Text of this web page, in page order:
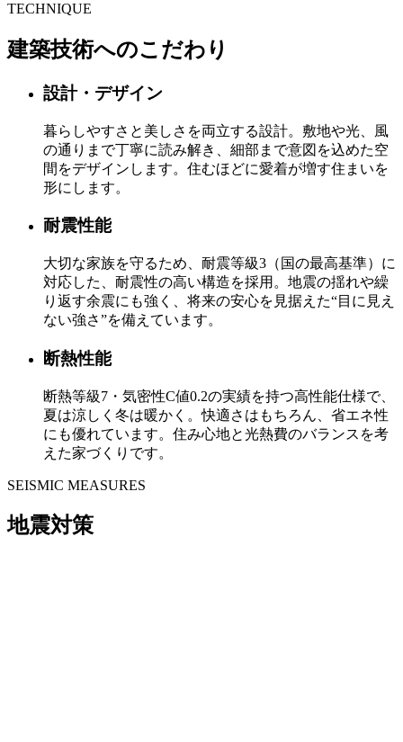
TECHNIQUE
建築技術へのこだわり
設計・デザイン
暮らしやすさと美しさを両立する設計。敷地や光、風
の通りまで丁寧に読み解き、細部まで意図を込めた空
間をデザインします。住むほどに愛着が増す住まいを
形にします。
耐震性能
大切な家族を守るため、耐震等級3（国の最高基準）に
対応した、耐震性の高い構造を採用。地震の揺れや繰
り返す余震にも強く、将来の安心を見据えた“目に見え
ない強さ”を備えています。
断熱性能
断熱等級7・気密性C値0.2の実績を持つ高性能仕様で、
夏は涼しく冬は暖かく。快適さはもちろん、省エネ性
にも優れています。住み心地と光熱費のバランスを考
えた家づくりです。
SEISMIC MEASURES
地震対策